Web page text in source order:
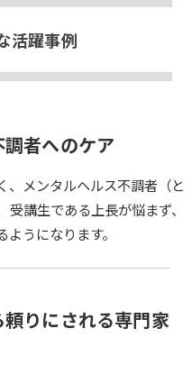
活躍事例
者へのケア
、メンタルヘルス不調者（と
講生である上長が悩まず、
うになります。
りにされる専門家